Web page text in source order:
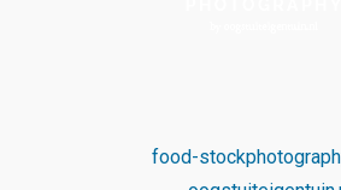
food-